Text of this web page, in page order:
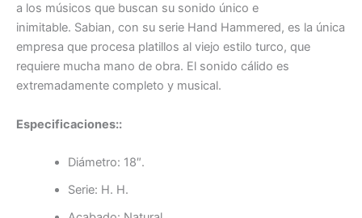
a los músicos que buscan su sonido único e
inimitable. Sabian, con su serie Hand Hammered, es la única
empresa que procesa platillos al viejo estilo turco, que
requiere mucha mano de obra. El sonido cálido es
extremadamente completo y musical.
Especificaciones::
Diámetro: 18″.
Serie: H. H.